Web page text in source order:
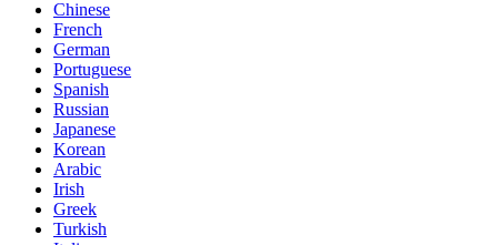
Chinese
French
German
Portuguese
Spanish
Russian
Japanese
Korean
Arabic
Irish
Greek
Turkish